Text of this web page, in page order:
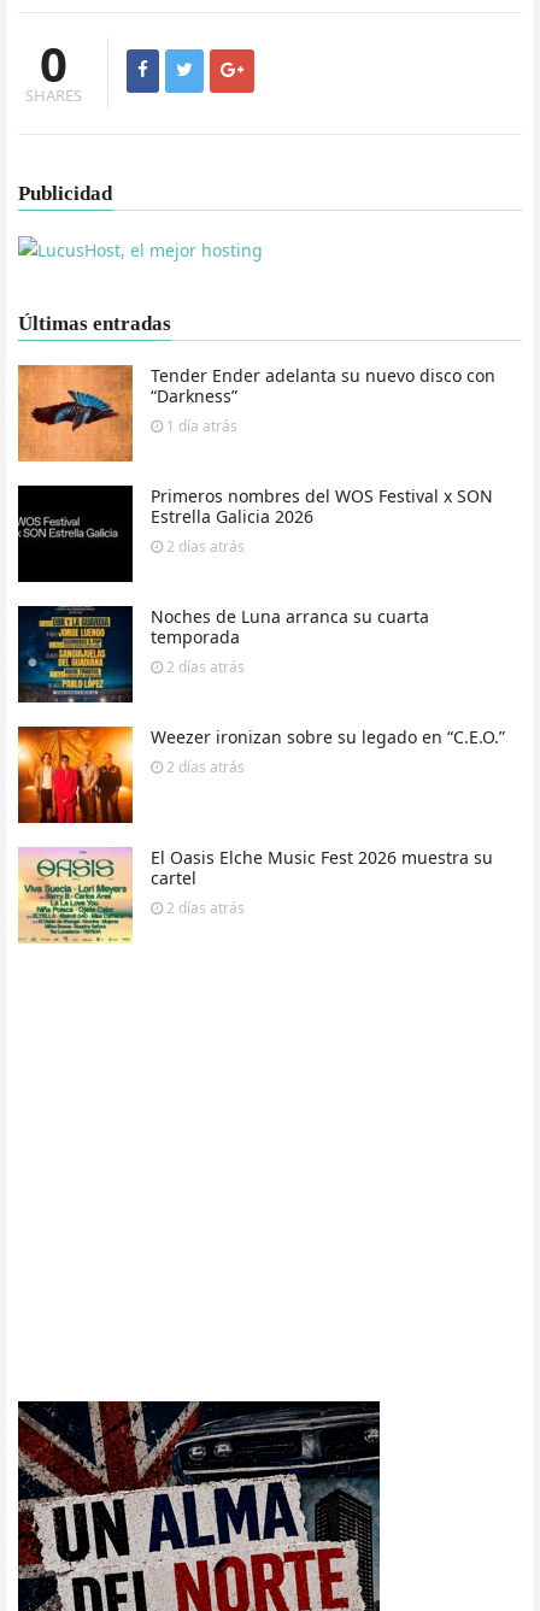
0
SHARES
Publicidad
Últimas entradas
Tender Ender adelanta su nuevo disco con
“Darkness”
1 día atrás
Primeros nombres del WOS Festival x SON
Estrella Galicia 2026
2 días atrás
Noches de Luna arranca su cuarta
temporada
2 días atrás
Weezer ironizan sobre su legado en “C.E.O.”
2 días atrás
El Oasis Elche Music Fest 2026 muestra su
cartel
2 días atrás